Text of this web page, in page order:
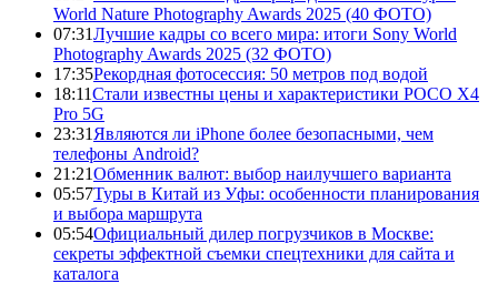
World Nature Photography Awards 2025 (40 ФОТО)
07:31Лучшие кадры со всего мира: итоги Sony World
Photography Awards 2025 (32 ФОТО)
17:35Рекордная фотосессия: 50 метров под водой
18:11Стали известны цены и характеристики POCO X4
Pro 5G
23:31 Являются ли iPhone более безопасными, чем
телефоны Android?
21:21Обменник валют: выбор наилучшего варианта
05:57Туры в Китай из Уфы: особенности планирования
и выбора маршрута
05:54Официальный дилер погрузчиков в Москве:
секреты эффектной съемки спецтехники для сайта и
каталога